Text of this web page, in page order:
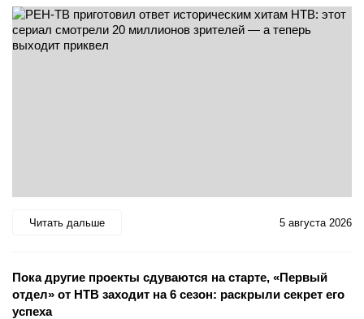
Читать дальше 5 августа 2026
Пока другие проекты сдуваются на старте, «Первый
отдел» от НТВ заходит на 6 сезон: раскрыли секрет его
успеха